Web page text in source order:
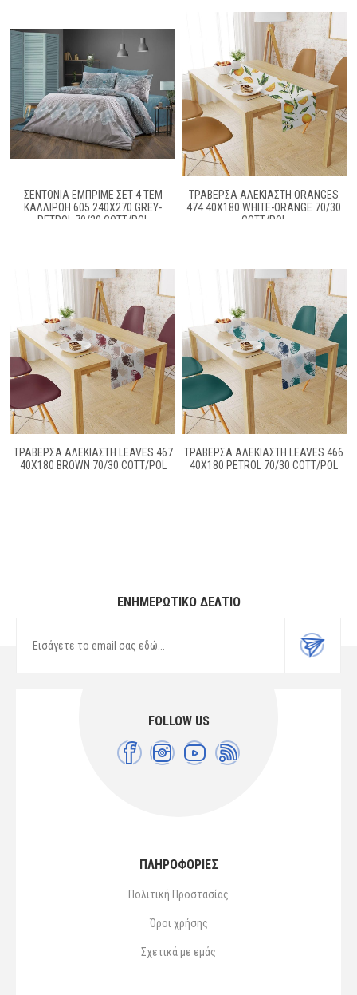
ΣΕΝΤΌΝΙΑ ΕΜΠΡΙΜΈ ΣΕΤ 4 ΤΕΜ
ΚΑΛΛΙΡΌΗ 605 240X270 GREY-
PETROL 70/30 COTT/POL
ΤΡΑΒΈΡΣΑ ΑΛΈΚΙΑΣΤΗ ORANGES
474 40X180 WHITE-ORANGE 70/30
COTT/POL
ΤΡΑΒΈΡΣΑ ΑΛΈΚΙΑΣΤΗ LEAVES 467
40X180 BROWN 70/30 COTT/POL
ΤΡΑΒΈΡΣΑ ΑΛΈΚΙΑΣΤΗ LEAVES 466
40X180 PETROL 70/30 COTT/POL
ΕΝΗΜΕΡΩΤΙΚΌ ΔΕΛΤΊΟ
FOLLOW US
ΠΛΗΡΟΦΟΡΙΕΣ
Πολιτική Προστασίας
Όροι χρήσης
Σχετικά με εμάς